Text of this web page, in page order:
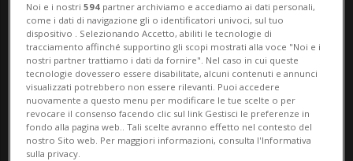
17'300, un numero del 13% superiore a
quello di aprile. Il dato pubblicato oggi
dalla società di gestione Flughafen Z&u...
🔐 Sblocca il nostro archivio
esclusivo!
Noi e i nostri594 partner archiviamo e accediamo ai dati personali,
come i dati di navigazione gli o identificatori univoci, sul tuo
dispositivo . Selezionando Accetto, abiliti le tecnologie di
tracciamento affinché supportino gli scopi mostrati alla voce "Noi e i
nostri partner trattiamo i dati da fornire". Nel caso in cui queste
tecnologie dovessero essere disabilitate, alcuni contenuti e annunci
visualizzati potrebbero non essere rilevanti. Puoi accedere
nuovamente a questo menu per modificare le tue scelte o per
revocare il consenso facendo clic sul link Gestisci le preferenze in
fondo alla pagina web.. Tali scelte avranno effetto nel contesto del
nostro Sito web. Per maggiori informazioni, consulta l'Informativa
sulla privacy.